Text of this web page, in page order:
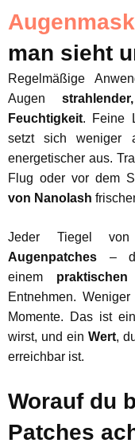
man sieht
Regelmäßige
Augen
Feuchtigkeit. Feine
setzt sich weniger
energetischer aus.
Flug oder vor dem
von Nanolash
Jeder Tiegel
Augenpatches –
einem praktischen
Entnehmen.
Momente. Das ist
wirst, und ein Wert,
erreichbar ist.
Worauf du
Patches